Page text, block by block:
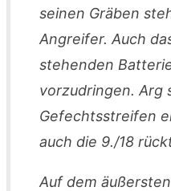
seinen Gräben
Angreifer. Auch
stehenden
vorzudringen. Arg
Gefechtsstreifen
auch die 9./18
Auf dem